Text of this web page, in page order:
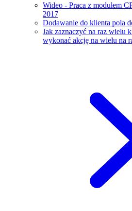
Wideo - Praca z modułem
2017
Dodawanie do klienta pola
Jak zaznaczyć na raz wielu
wykonać akcję na wielu na